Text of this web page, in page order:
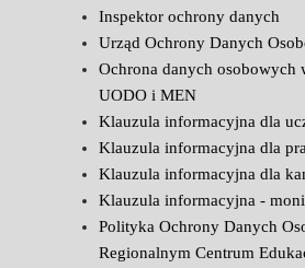
Inspektor ochrony danych
Urząd Ochrony Danych
Ochrona danych osobowych
UODO i MEN
Klauzula informacyjna dla
Klauzula informacyjna dla
Klauzula informacyjna dla
Klauzula informacyjna -
Polityka Ochrony Danych
Regionalnym Centrum